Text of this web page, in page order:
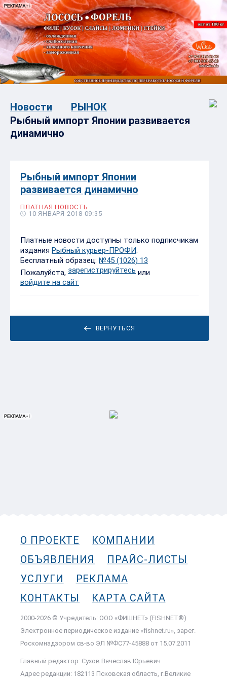
Новости
РЫНОК
Рыбный импорт Японии развивается
динамично
Рыбный импорт Японии
развивается динамично
ПЛАТНАЯ НОВОСТЬ
10 ЯНВАРЯ 2018 09:35
Платные новости доступны только подписчикам
издания Рыбный курьер-ПРОФИ.
Бесплатный образец: №45 (1026) 13
Пожалуйста, зарегистрируйтесь или
войдите на сайт.
ВЕРНУТЬСЯ
О ПРОЕКТЕ
КОМПАНИИ
ОБЪЯВЛЕНИЯ
ПРАЙС-ЛИСТЫ
УСЛУГИ
РЕКЛАМА
КОНТАКТЫ
КАРТА САЙТА
2000-2026 © Учредитель: ООО «ФИШНЕТ» (FISHNET®)
Электронное периодическое издание «fishnet.ru», зарег.
Роскомнадзором cв-во ЭЛ №ФС77-45888 от 15.07.2011
Главный редактор: Сухов Вячеслав Юрьевич
Адрес редакции: 182113 Псковская область, г.Великие